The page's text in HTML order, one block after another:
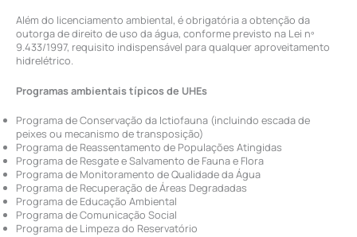
Além do licenciamento ambiental, é obrigatória a obtenção da
outorga de direito de uso da água, conforme previsto na Lei nº
9.433/1997, requisito indispensável para qualquer aproveitamento
hidrelétrico.
Programas ambientais típicos de UHEs
Programa de Conservação da Ictiofauna (incluindo escada de
peixes ou mecanismo de transposição)
Programa de Reassentamento de Populações Atingidas
Programa de Resgate e Salvamento de Fauna e Flora
Programa de Monitoramento de Qualidade da Água
Programa de Recuperação de Áreas Degradadas
Programa de Educação Ambiental
Programa de Comunicação Social
Programa de Limpeza do Reservatório